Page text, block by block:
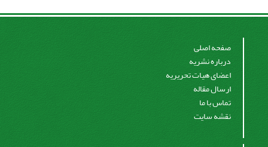
صفحه اصلی
درباره نشریه
اعضای هیات تحریریه
ارسال مقاله
تماس با ما
نقشه سایت